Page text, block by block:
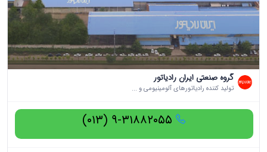
گروه صنعتی ایران رادیاتور
تولید کننده رادیاتورهای آلومینیومی و ...
۹-۳۱۸۸۲۰۵۵ (۰۱۳)